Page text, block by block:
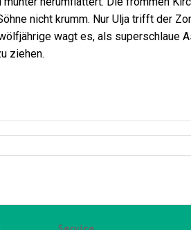
nicht krumm. Nur Ulja trifft der
wagt es, als superschlaue
ziehen.